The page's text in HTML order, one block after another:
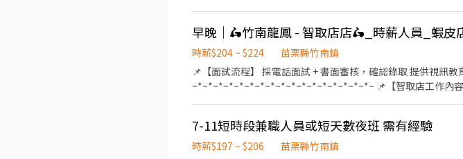
求配合支援距離 10 公里內門市 5️⃣ 其他主管交辦工作內容與
小時 晚班▸ 17:30–23:30，每次班排班約2–6 小時 📌 實際排班
資福利 早班時薪 $204 （基本時薪196+智取店津貼8) 晚班時薪 $224 （基本時薪196+晚班津貼28) ✅ 享勞保（一定有） ✅ 健保自
行決定是否加保 ✅ 任職滿半年享端午 / 中秋獎金 ✅ 薪資匯款
每日皆有面試安排，實際缺額依門市狀況調整，有興趣請按下【立即應徵】投遞
｜點擊連結加入官方賴 https://lin.ee/oF0vyAn (ID :
早晚｜🛵竹南龍鳳 - 智取店店🛵_時薪人員_蝦皮
時薪$204 ~ $224
苗栗縣竹南鎮
📌【面試流程】 採電話面試 + 書面審核，確認錄取 提供視訊
~*~*~*~*~*~*~*~*~*~*~*~*~*~*~*~*~*~ 📌【智取店工作內容】 負責包裹收寄、搬運、盤點、理貨等 維持門市作業區環境、清
07:00 - 08:30間可到班 ☑︎晚班：18:30 - 23:30 ______ 特定區域需要17:30到班 ⭐ 會依情況排班，不一定
工時通常是 2 - 4小時，無固定時數 ⭐ 時間都有可能會因貨物量多與少
7-11短時段兼職人員或短天數夜班 需有經驗
時薪$197 ~ $206
苗栗縣竹南鎮